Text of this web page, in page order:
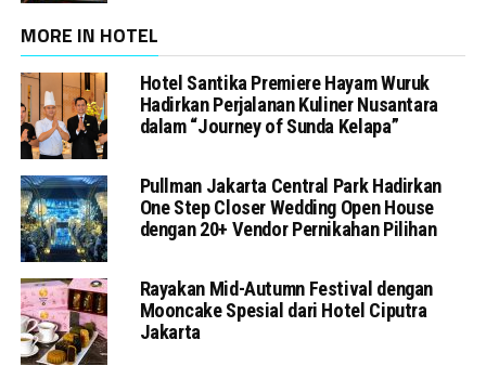
MORE IN HOTEL
Hotel Santika Premiere Hayam Wuruk
Hadirkan Perjalanan Kuliner Nusantara
dalam “Journey of Sunda Kelapa”
Pullman Jakarta Central Park Hadirkan
One Step Closer Wedding Open House
dengan 20+ Vendor Pernikahan Pilihan
Rayakan Mid-Autumn Festival dengan
Mooncake Spesial dari Hotel Ciputra
Jakarta